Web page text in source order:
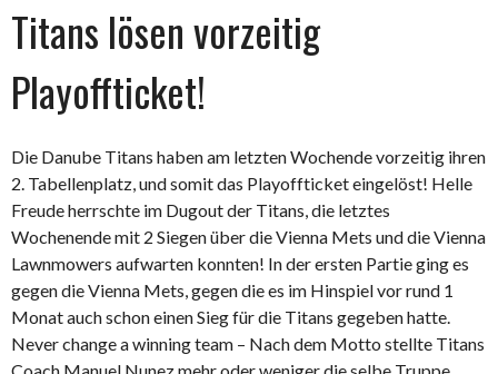
Titans lösen vorzeitig
Playoffticket!
Die Danube Titans haben am letzten Wochende vorzeitig ihren
2. Tabellenplatz, und somit das Playoffticket eingelöst! Helle
Freude herrschte im Dugout der Titans, die letztes
Wochenende mit 2 Siegen über die Vienna Mets und die Vienna
Lawnmowers aufwarten konnten! In der ersten Partie ging es
gegen die Vienna Mets, gegen die es im Hinspiel vor rund 1
Monat auch schon einen Sieg für die Titans gegeben hatte.
Never change a winning team – Nach dem Motto stellte Titans